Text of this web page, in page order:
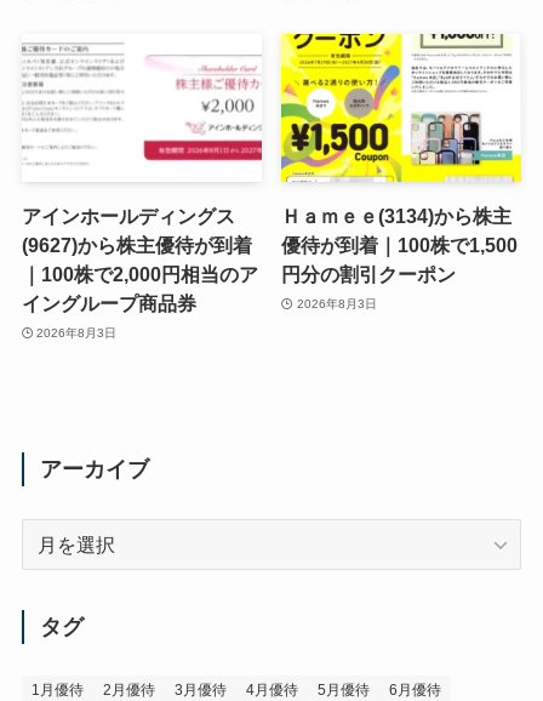
アインホールディングス
(9627)から株主優待が到着
｜100株で2,000円相当のア
イングループ商品券
2026年8月3日
Ｈａｍｅｅ(3134)から株主
優待が到着｜100株で1,500
円分の割引クーポン
2026年8月3日
アーカイブ
タグ
1月優待 2月優待 3月優待 4月優待 5月優待
6月優待